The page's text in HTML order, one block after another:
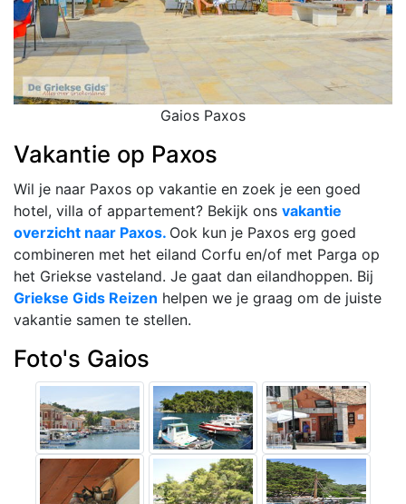
Gaios Paxos
Vakantie op Paxos
Wil je naar Paxos op vakantie en zoek je een goed
hotel, villa of appartement? Bekijk ons vakantie
overzicht naar Paxos. Ook kun je Paxos erg goed
combineren met het eiland Corfu en/of met Parga op
het Griekse vasteland. Je gaat dan eilandhoppen. Bij
Griekse Gids Reizen helpen we je graag om de juiste
vakantie samen te stellen.
Foto's Gaios